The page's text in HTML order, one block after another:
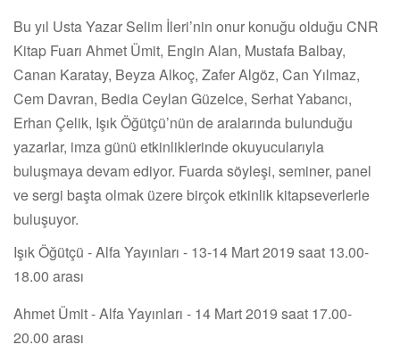
Bu yıl Usta Yazar Selim İleri’nin onur konuğu olduğu CNR
Kitap Fuarı Ahmet Ümit, Engin Alan, Mustafa Balbay,
Canan Karatay, Beyza Alkoç, Zafer Algöz, Can Yılmaz,
Cem Davran, Bedia Ceylan Güzelce, Serhat Yabancı,
Erhan Çelik, Işık Öğütçü’nün de aralarında bulunduğu
yazarlar, imza günü etkinliklerinde okuyucularıyla
buluşmaya devam ediyor. Fuarda söyleşi, seminer, panel
ve sergi başta olmak üzere birçok etkinlik kitapseverlerle
buluşuyor.
Işık Öğütçü - Alfa Yayınları - 13-14 Mart 2019 saat 13.00-
18.00 arası
Ahmet Ümit - Alfa Yayınları - 14 Mart 2019 saat 17.00-
20.00 arası